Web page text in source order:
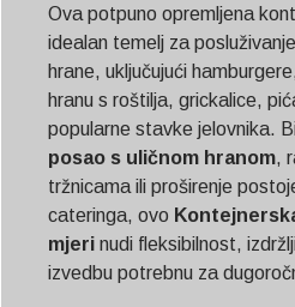
Ova potpuno opremljena
idealan temelj za
hrane, uključujući
hranu s roštilja, grickalice,
popularne stavke jelovnika.
posao s uličnom hranom,
tržnicama ili proširenje
cateringa, ovo
mjeri nudi fleksibilnost,
izvedbu potrebnu za